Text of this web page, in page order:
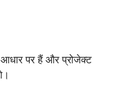
पर हैं और प्रोजेक्ट